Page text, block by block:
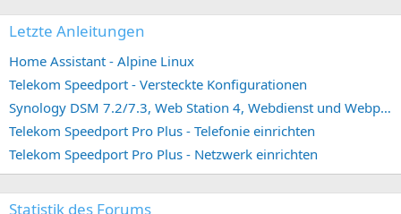
Letzte Anleitungen
Home Assistant - Alpine Linux
Telekom Speedport - Versteckte Konfigurationen
Synology DSM 7.2/7.3, Web Station 4, Webdienst und Webportal erstellen (ehemals vHost)
Telekom Speedport Pro Plus - Telefonie einrichten
Telekom Speedport Pro Plus - Netzwerk einrichten
Statistik des Forums